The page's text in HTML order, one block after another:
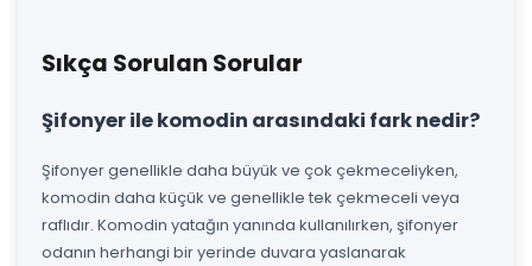
Sıkça Sorulan Sorular
Şifonyer ile komodin arasındaki fark nedir?
Şifonyer genellikle daha büyük ve çok çekmeceliyken,
komodin daha küçük ve genellikle tek çekmeceli veya
raflıdır. Komodin yatağın yanında kullanılırken, şifonyer
odanın herhangi bir yerinde duvara yaslanarak